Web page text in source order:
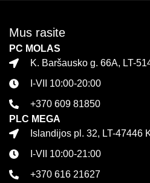
Mus rasite
PC MOLAS
K. Baršausko g. 66A, LT-
I-VII 10:00-20:00
+370 609 81850
PLC MEGA
Islandijos pl. 32, LT-47446
I-VII 10:00-21:00
+370 616 21627